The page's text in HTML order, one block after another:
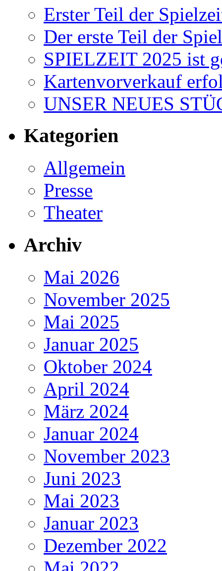
Erster Teil der
Der erste Teil der
SPIELZEIT 2025 ist
Kartenvorverkauf
UNSER NEUES
Kategorien
Allgemein
Presse
Theater
Archiv
Mai 2026
November 2025
Mai 2025
Januar 2025
Oktober 2024
April 2024
März 2024
Januar 2024
November 2023
Juni 2023
Mai 2023
Januar 2023
Dezember 2022